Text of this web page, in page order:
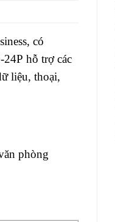
có
hỗ trợ các
liệu, thoại,
phòng